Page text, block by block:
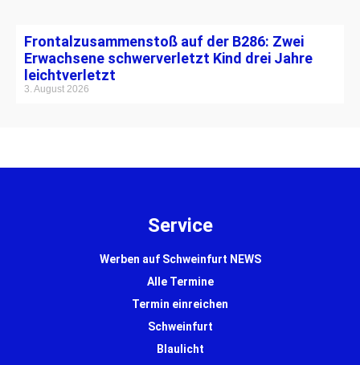
Frontalzusammenstoß auf der B286: Zwei
Erwachsene schwerverletzt Kind drei Jahre
leichtverletzt
3. August 2026
Service
Werben auf Schweinfurt NEWS
Alle Termine
Termin einreichen
Schweinfurt
Blaulicht